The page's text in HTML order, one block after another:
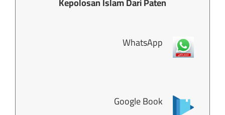
WhatsApp
Google Book